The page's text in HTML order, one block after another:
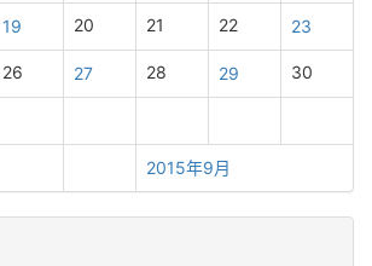
2015年9月
19 20 21 22 23
26 27 28 29 30